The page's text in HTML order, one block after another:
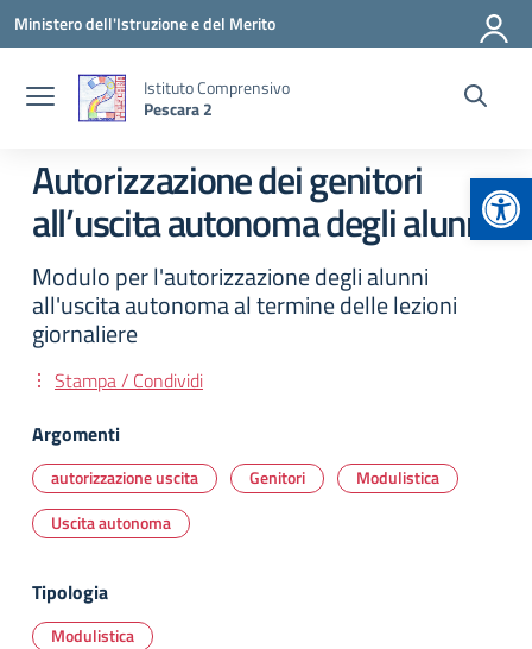
Vai ai contenuti
Vai al menu di navigazione
Vai al footer
Ministero dell'Istruzione e del Merito
Istituto Comprensivo
Pescara 2
Autorizzazione dei genitori
all’uscita autonoma degli alunni
Modulo per l'autorizzazione degli alunni
all'uscita autonoma al termine delle lezioni
giornaliere
Stampa / Condividi
Argomenti
autorizzazione uscita Genitori
Modulistica
Uscita autonoma
Tipologia
Modulistica